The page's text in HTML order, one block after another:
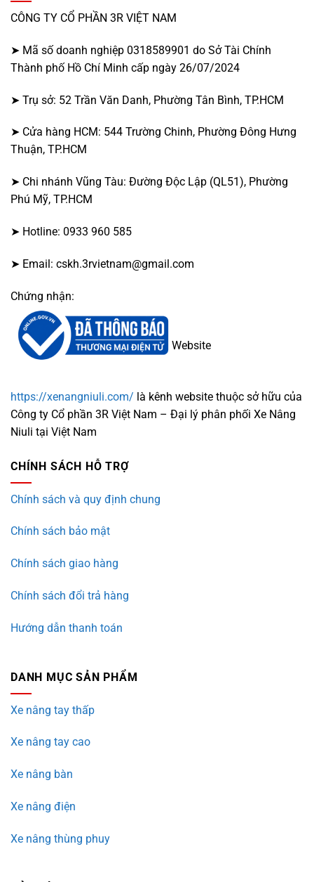
CÔNG TY CỔ PHẦN 3R VIỆT NAM
➤ Mã số doanh nghiệp 0318589901 do Sở Tài Chính
Thành phố Hồ Chí Minh cấp ngày 26/07/2024
➤ Trụ sở: 52 Trần Văn Danh, Phường Tân Bình, TP.HCM
➤ Cửa hàng HCM: 544 Trường Chinh, Phường Đông Hưng
Thuận, TP.HCM
➤ Chi nhánh Vũng Tàu: Đường Độc Lập (QL51), Phường
Phú Mỹ, TP.HCM
➤ Hotline: 0933 960 585
➤ Email: cskh.3rvietnam@gmail.com
Chứng nhận:
Website
https://xenangniuli.com/ là kênh website thuộc sở hữu của
Công ty Cổ phần 3R Việt Nam – Đại lý phân phối Xe Nâng
Niuli tại Việt Nam
CHÍNH SÁCH HỖ TRỢ
Chính sách và quy định chung
Chính sách bảo mật
Chính sách giao hàng
Chính sách đổi trả hàng
Hướng dẫn thanh toán
DANH MỤC SẢN PHẨM
Xe nâng tay thấp
Xe nâng tay cao
Xe nâng bàn
Xe nâng điện
Xe nâng thùng phuy